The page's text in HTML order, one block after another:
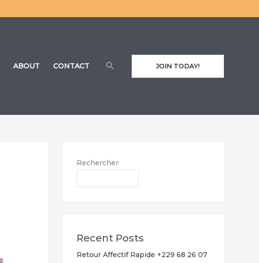
ABOUT CONTACT RechercherJOIN TODAY!
Rechercher
Recent Posts
Retour Affectif Rapide +229 68 26 07